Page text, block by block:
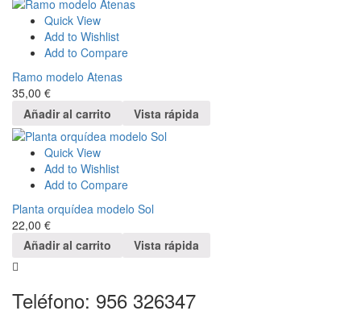
Quick View
Add to Wishlist
Add to Compare
Ramo modelo Atenas
35,00 €
Añadir al carrito
Vista rápida
Quick View
Add to Wishlist
Add to Compare
Planta orquídea modelo Sol
22,00 €
Añadir al carrito
Vista rápida
Teléfono: 956 326347